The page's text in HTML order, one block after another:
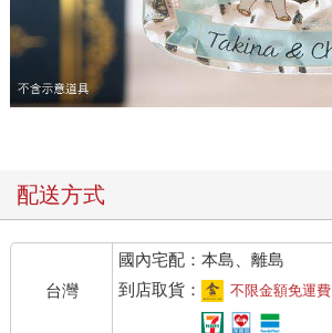
配送方式
台灣
國內宅配：本島、離島
到店取貨：
不限金額免運費